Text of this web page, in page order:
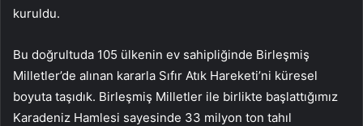
kuruldu.
Bu doğrultuda 105 ülkenin ev sahipliğinde Birleşmiş
Milletler’de alınan kararla Sıfır Atık Hareketi’ni küresel
boyuta taşıdık. Birleşmiş Milletler ile birlikte başlattığımız
Karadeniz Hamlesi sayesinde 33 milyon ton tahıl